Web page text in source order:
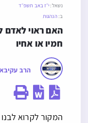
נשאל: י״ז באב תשפ״ד
ב:הנהגות
חמיו או אחיו
הרב
המקור לקרוא